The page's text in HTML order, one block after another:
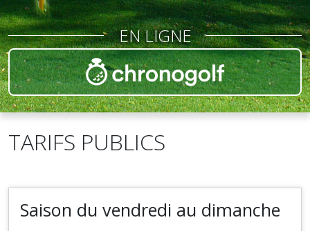
EN LIGNE
TARIFS PUBLICS
Saison du vendredi au dimanche